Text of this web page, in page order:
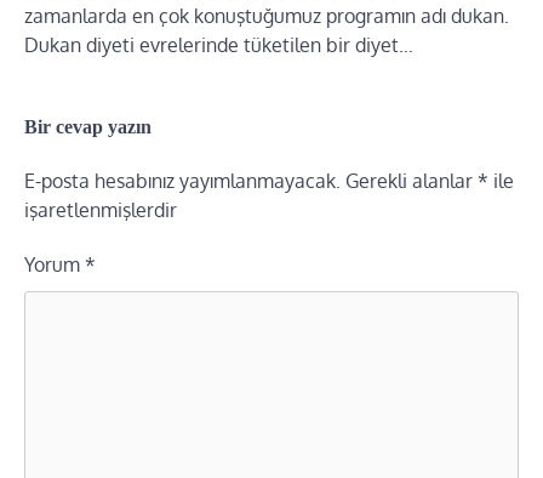
zamanlarda en çok konuştuğumuz programın adı dukan.
Dukan diyeti evrelerinde tüketilen bir diyet…
Bir cevap yazın
E-posta hesabınız yayımlanmayacak. Gerekli alanlar * ile
işaretlenmişlerdir
Yorum *